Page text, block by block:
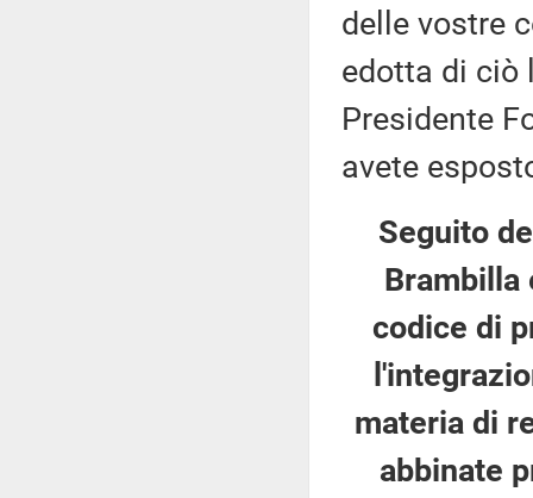
delle vostre
edotta di ciò
Presidente
avete
Seguito
Brambilla
codice di
materia di
abbinate